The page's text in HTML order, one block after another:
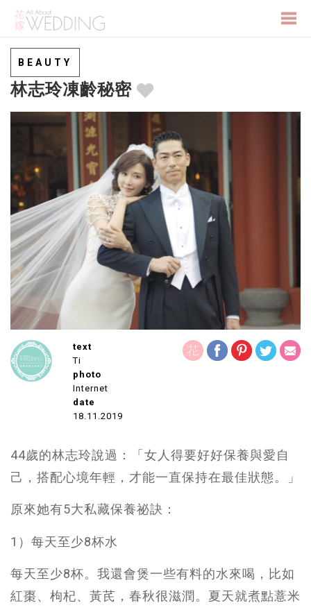
BEAUTY
林志玲凍齡秘密
text
Ti
photo
Internet
date
18.11.2019
44歲的林志玲說過：「女人得要好好保養與愛自
己，搭配心境年輕，才能一直保持在最佳狀態。」
原來她有5大私藏保養祕訣：
1）每天至少8杯水
每天至少8杯。我還會煲一些有料的水來喝，比如
紅棗、枸杞、黃芪，春秋很滋潤。夏天就煮點薏米